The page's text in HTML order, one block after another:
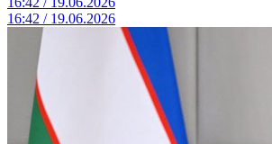
16:42 / 19.06.2026